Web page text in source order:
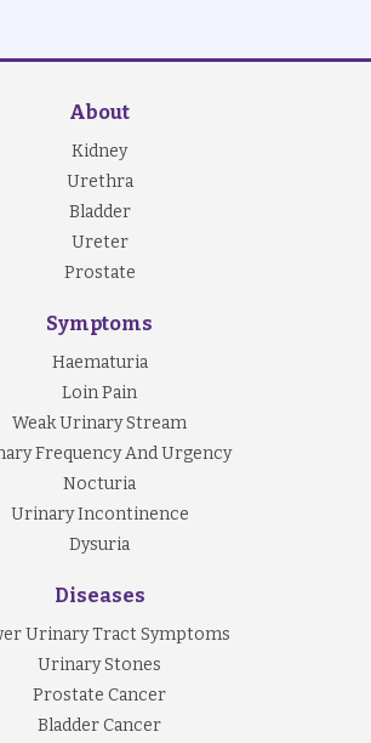
About
Kidney
Urethra
Bladder
Ureter
Prostate
Symptoms
Haematuria
Loin Pain
Weak Urinary Stream
Frequency And Urgency
Nocturia
Urinary Incontinence
Dysuria
Diseases
Urinary Tract Symptoms
Urinary Stones
Prostate Cancer
Bladder Cancer